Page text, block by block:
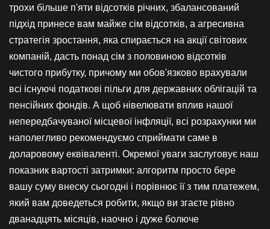
трохи більше п'яти відсотків річних, збалансований
підхід принесе вам майже сім відсотків, а агресивна
стратегія зростання, яка спирається на акції світових
компаній, дасть понад сім з половиною відсотків
чистого прибутку, причому ми обов'язково врахували
всі існуючі податкові пільги для державних облігацій та
пенсійних фондів. А щоб нівелювати вплив нашої
непередбачуваної місцевої інфляції, всі розрахунки ми
наполегливо рекомендуємо сприймати саме в
доларовому еквіваленті. Окремої уваги заслуговує наш
показник вартості затримки: алгоритм просто бере
вашу суму внеску сьогодні і порівнює її з тим платежем,
який вам доведеться робити, якщо ви згаєте рівно
дванадцять місяців, наочно і дуже болюче